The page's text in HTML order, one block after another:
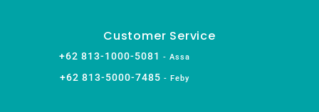
Customer Service
+62 813-1000-5081- Assa
+62 813-5000-7485- Feby